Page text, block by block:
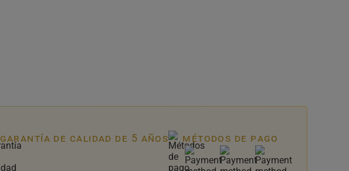
garantía de calidad de 5 años métodos de pago